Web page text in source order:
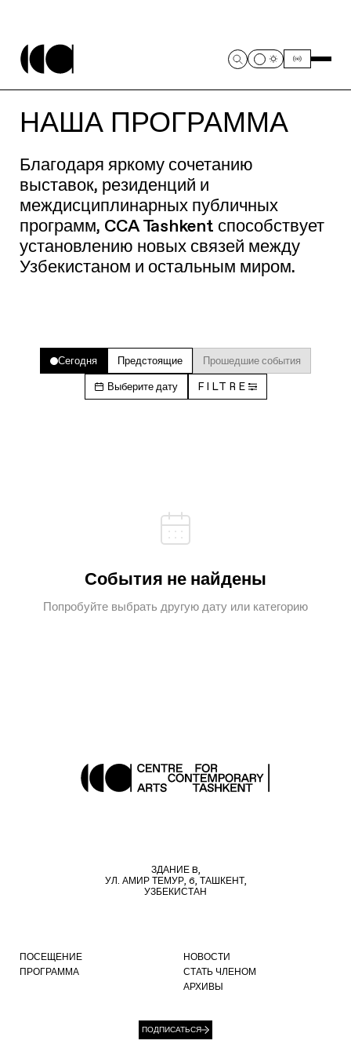
НАША ПРОГРАММА
Благодаря яркому сочетанию
выставок, резиденций и
междисциплинарных публичных
программ, CCA Tashkent способствует
установлению новых связей между
Узбекистаном и остальным миром.
Сегодня Предстоящие Прошедшие события
Выберите дату FILTRE
События не найдены
Попробуйте выбрать другую дату или категорию
ЗДАНИЕ B,
УЛ. АМИР ТЕМУР, 6, ТАШКЕНТ,
УЗБЕКИСТАН
ПОСЕЩЕНИЕ
ПРОГРАММА
НОВОСТИ
СТАТЬ ЧЛЕНОМ
АРХИВЫ
ПОДПИСАТЬСЯ